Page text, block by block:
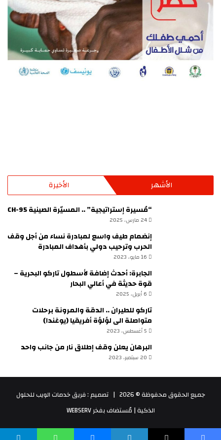
الأشهر الأخيرة
“مُسيرة إستراتيجية” .. المسيّرة الصينية CH-95
24 مارس، 2025
إنضمام طيف واسع لمبادرة نساء من أجل وقف
الحرب وترحيب دولي بأهداف المبادرة
16 مايو، 2023
الجابرة: أحدث إضافة لأسطول تاركو البحرية –
قوة حديثة في أعالي البحار
6 أبريل، 2025
تاركو للطيران .. الدقة والمرونة برحلات
متواصلة الى لؤلؤة أفريقيا (يوغندا)
5 أغسطس، 2023
البرهان يعلن وقف إطلاق نار من جانب واحد
20 سبتمبر، 2023
جميع الحقوق محفوظة © 2026 |
تصميم : فريق خدمات الويب للحلول
الذكية | مُستضاف بفخرWEBSERV